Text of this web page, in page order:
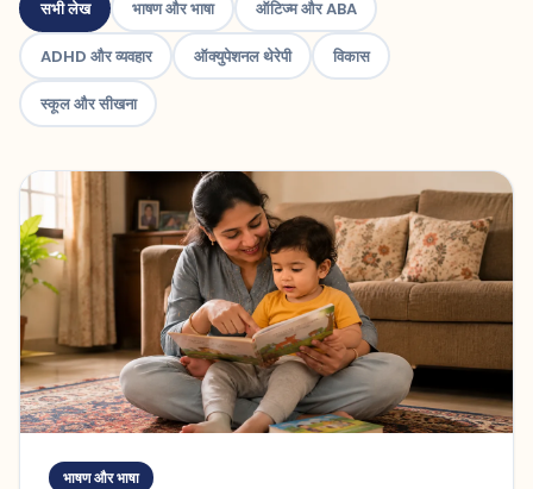
सभी लेख भाषण और भाषा ऑटिज्म और ABA
ADHD और व्यवहार ऑक्युपेशनल थेरेपी विकास
स्कूल और सीखना
भाषण और भाषा